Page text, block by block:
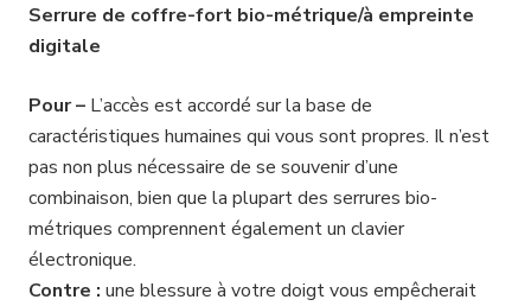
Serrure de coffre-fort bio-métrique/à empreinte
digitale
Pour – L’accès est accordé sur la base de
caractéristiques humaines qui vous sont propres. Il n’est
pas non plus nécessaire de se souvenir d’une
combinaison, bien que la plupart des serrures bio-
métriques comprennent également un clavier
électronique.
Contre : une blessure à votre doigt vous empêcherait